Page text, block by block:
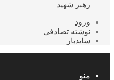
رهبر شهید
ورود
نوشته تصادفی
سایدبار
منو